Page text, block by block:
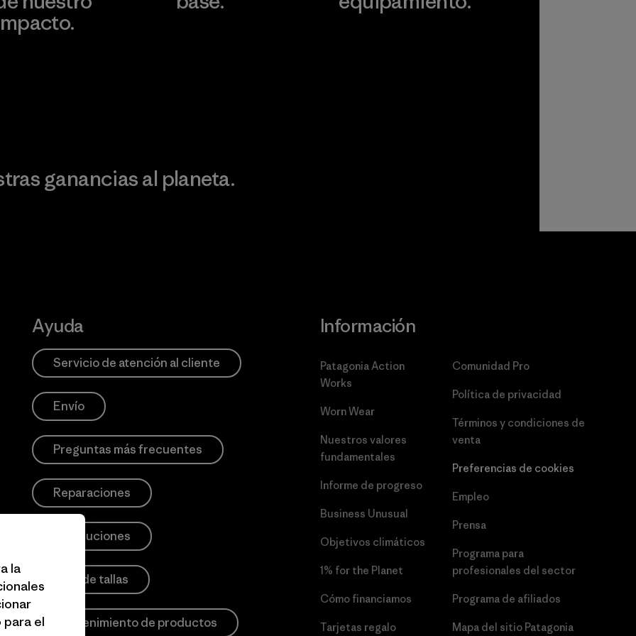
ganancias al planeta.
Ayuda
Servicio de atención al cliente
Envío
Preguntas más frecuentes
Reparaciones
Devoluciones
Guía de tallas
Mantenimiento de productos
Información
Patagonia Action
Works
Worn Wear
Nuestros valores
fundamentales
Informe de progreso
Business Unusual
Objetivos climáticos
1% for the Planet
Cómo financiamos
Tarjetas regalo
Comunidad Pro
Política de privacidad
Términos y condiciones de
venta
Preferencias de cookies
Empleo
Prensa
Programa para
profesionales del sector
Programa de afiliados
Mapa del sitio Patagonia
la
para el